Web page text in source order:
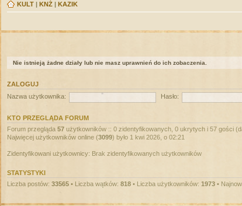
KULT | KNŻ | KAZIK
Nie istnieją żadne działy lub nie masz uprawnień do ich zobaczenia.
ZALOGUJ
Nazwa użytkownika:
Hasło:
KTO PRZEGLĄDA FORUM
Forum przegląda 57 użytkowników :: 0 zidentyfikowanych, 0 ukrytych i 57 gości
Najwięcej użytkowników online (3099) było 1 kwi 2026, o 02:21
Zidentyfikowani użytkownicy: Brak zidentyfikowanych użytkowników
STATYSTYKI
Liczba postów: 33565 • Liczba wątków: 818 • Liczba użytkowników: 1973 •